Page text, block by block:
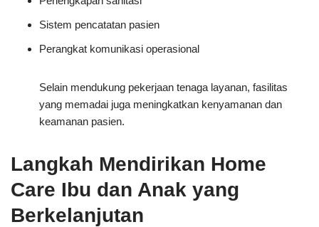
Sistem pencatatan pasien
Perangkat komunikasi operasional
Selain mendukung pekerjaan tenaga layanan, fasilitas
yang memadai juga meningkatkan kenyamanan dan
keamanan pasien.
Langkah Mendirikan Home
Care Ibu dan Anak yang
Berkelanjutan